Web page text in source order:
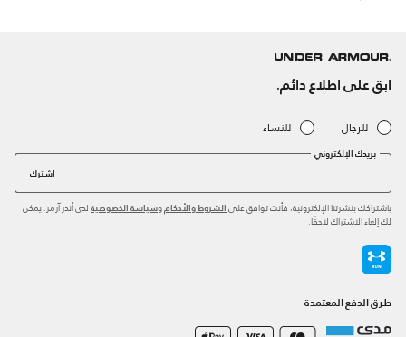
ابق على اطلاع دائم.
للرجال للنساء
بريدك الإلكتروني
اشترك
باشتراكك بنشرتنا الإلكترونية، فأنت توافق على الشروط والأحكام وسياسة الخصوصية لدى أندر آرمر. يمكن
لك إلغاء الاشتراك لاحقًا.
طرق الدفع المعتمدة